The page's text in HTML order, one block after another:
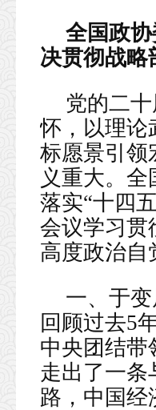
全国政
决贯彻战略
党的二
怀，以理论
标愿景引领
义重大。
落实“十四
会议学习贯
高度政治自
一、于
回顾过去5
中央团结带
走出了一条
路，中国经